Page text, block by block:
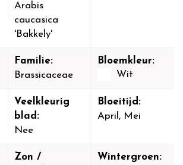
Arabis
caucasica
'Bakkely'
Familie:
Brassicaceae
Bloemkleur:
Wit
Veelkleurig
blad:
Nee
Bloeitijd:
April, Mei
Zon /
Wintergroen: